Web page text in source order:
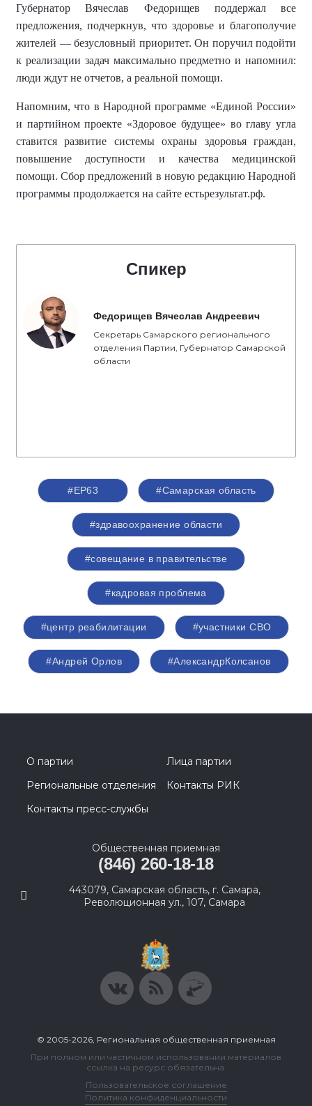
Губернатор Вячеслав Федорищев поддержал все
предложения, подчеркнув, что здоровье и благополучие
жителей — безусловный приоритет. Он поручил подойти
к реализации задач максимально предметно и напомнил:
люди ждут не отчетов, а реальной помощи.
Напомним, что в Народной программе «Единой России»
и партийном проекте «Здоровое будущее» во главу угла
ставитсяразвитие системы охраны здоровья граждан,
повышение доступности и качества медицинской
помощи. Сбор предложений в новую редакцию Народной
программы продолжается на сайте естьрезультат.рф.
Спикер
Федорищев Вячеслав Андреевич
Секретарь Самарского регионального
отделения Партии, Губернатор Самарской
области
#ЕР63 #Самарская область
#здравоохранение области
#совещание в правительстве
#кадровая проблема
#центр реабилитации #участники СВО
#Андрей Орлов #АлександрКолсанов
О партии
Лица партии
Региональные отделения
Контакты РИК
Контакты пресс-службы
Общественная приемная
(846) 260-18-18
443079, Самарская область, г. Самара,
Революционная ул., 107, Самара
© 2005-2026, Региональная общественная приемная
При полном или частичном использовании материалов
ссылка на ресурс обязательна.
Пользовательское соглашение
Политика конфиденциальности